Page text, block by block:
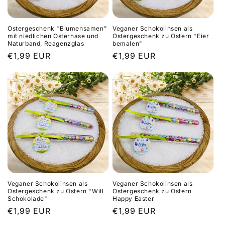
Ostergeschenk "Blumensamen"
mit niedlichen Osterhase und
Naturband, Reagenzglas
Normaler
€1,99 EUR
Veganer Schokolinsen als
Ostergeschenk zu Ostern "Eier
bemalen"
Normaler
€1,99 EUR
Veganer Schokolinsen als
Ostergeschenk zu Ostern "Will
Schokolade"
Normaler
€1,99 EUR
Veganer Schokolinsen als
Ostergeschenk zu Ostern
Happy Easter
Normaler
€1,99 EUR